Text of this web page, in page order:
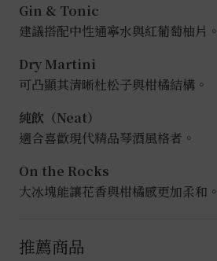
Gin & Tonic
建議搭配中性通寧水與紅葡萄柚片。
Dry Martini
可凸顯其清晰杜松子與柑橘結構。
純飲（Neat）
適合喜歡現代精品琴酒風格者。
On the Rocks
大冰塊能讓花香與柑橘感更加柔和。
推薦商品